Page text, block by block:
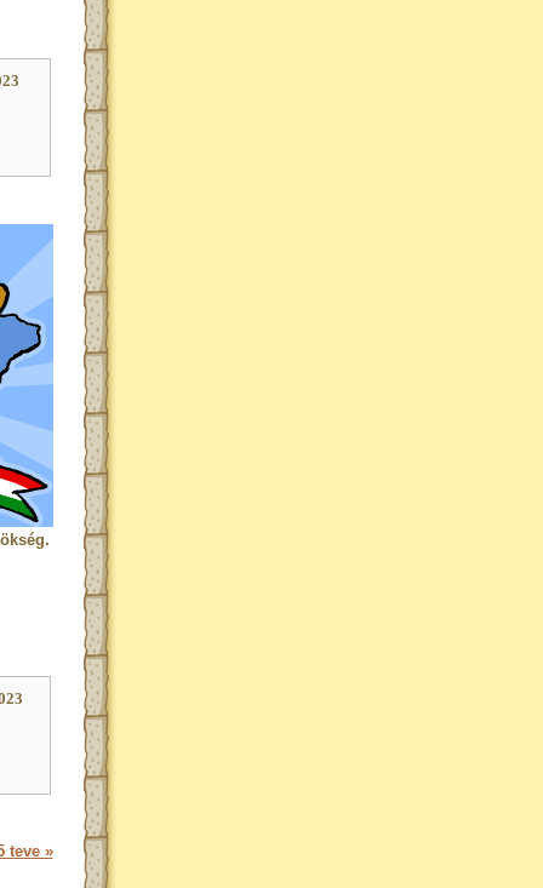
teve »